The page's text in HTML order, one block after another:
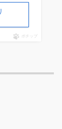
ポチップ